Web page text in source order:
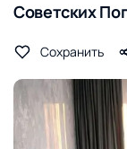
Советских
Сохранить